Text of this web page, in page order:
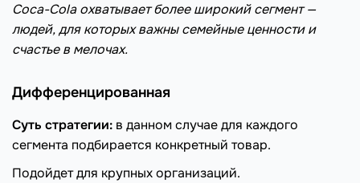
Coca-Cola охватывает более широкий сегмент —
людей, для которых важны семейные ценности и
счастье в мелочах.
Дифференцированная
Суть стратегии: в данном случае для каждого
сегмента подбирается конкретный товар.
Подойдет для крупных организаций.